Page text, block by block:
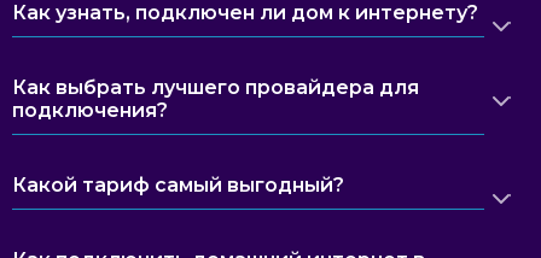
Как узнать, подключен ли дом к интернету?
Как выбрать лучшего провайдера для
подключения?
Какой тариф самый выгодный?